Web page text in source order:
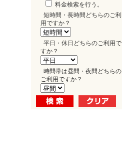
料金検索を行う。
短時間・長時間どちらのご利
用ですか？
平日・休日どちらのご利用で
すか？
時間帯は昼間・夜間どちらの
ご利用ですか？